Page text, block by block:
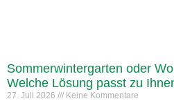
Sommerwintergarten oder
Welche Lösung passt zu
27. Juli 2026 Keine Kommentare